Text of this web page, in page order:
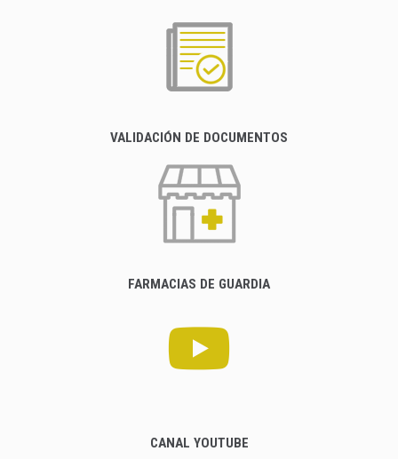
VALIDACIÓN DE DOCUMENTOS
FARMACIAS DE GUARDIA
CANAL YOUTUBE